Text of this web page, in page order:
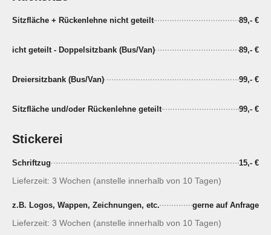
Sitzfläche + Rückenlehne nicht geteilt 89,- €
icht geteilt - Doppelsitzbank (Bus/Van) 89,- €
Dreiersitzbank (Bus/Van) 99,- €
Sitzfläche und/oder Rückenlehne geteilt 99,- €
Stickerei
Schriftzug 15,- €
Lieferzeit: 3 Wochen (anstelle innerhalb von 10 Tagen)
z.B. Logos, Wappen, Zeichnungen, etc. gerne auf Anfrage
Lieferzeit: 3 Wochen (anstelle innerhalb von 10 Tagen)